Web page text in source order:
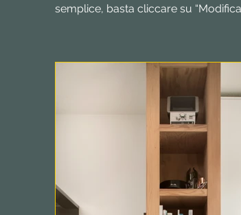
semplice, basta cliccare su